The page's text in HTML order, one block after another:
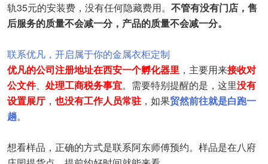
轨35元的安装费，没有任何隐藏费用。 不管有没有门店，售
后服务的质量不会减一分，产品的质量不会减一分。
联系优凡，开启属于你的金属衣柜定制
优凡的公司注册地址在西安一个孵化器里 ，主要用来接收对
公文件、 处理工商税务事宜。需要特别提醒的是，这里没有
设置展厅 ， 也没有工作人员常驻，如果贸然前往就是白跑一
趟。
想看样品，正确的方式是联系阿东师傅预约。样品是在八府